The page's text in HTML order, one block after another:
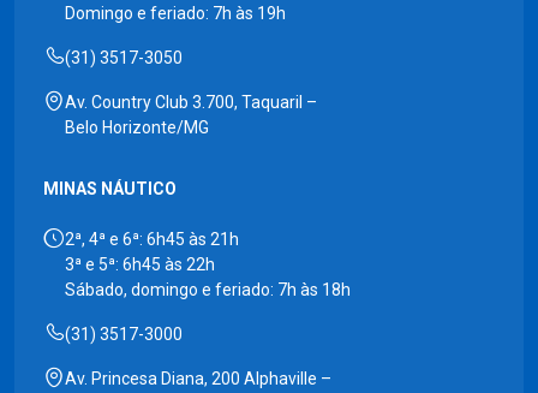
Domingo e feriado: 7h às 19h
(31) 3517-3050
Av. Country Club 3.700, Taquaril –
Belo Horizonte/MG
MINAS NÁUTICO
2ª, 4ª e 6ª: 6h45 às 21h
3ª e 5ª: 6h45 às 22h
Sábado, domingo e feriado: 7h às 18h
(31) 3517-3000
Av. Princesa Diana, 200 Alphaville –